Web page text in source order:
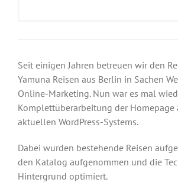
Seit einigen Jahren betreuen wir den
Yamuna Reisen aus Berlin in Sachen
Online-Marketing. Nun war es mal
Komplettüberarbeitung der Homepage
aktuellen WordPress-Systems.
Dabei wurden bestehende Reisen
den Katalog aufgenommen und die
Hintergrund optimiert.